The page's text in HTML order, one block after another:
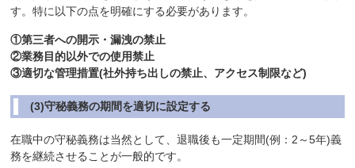
す。特に以下の点を明確にする必要があります。
①第三者への開示・漏洩の禁止
②業務目的以外での使用禁止
③適切な管理措置(社外持ち出しの禁止、アクセス制限など)
(3)守秘義務の期間を適切に設定する
在職中の守秘義務は当然として、退職後も一定期間(例：2～5年)義
務を継続させることが一般的です。